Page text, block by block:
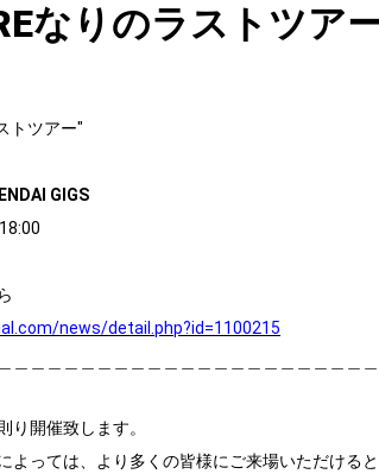
なりのラストツア
トツアー"
ENDAI GIGS
news/detail.php?id=1100215
り開催致します。
よっては、より多くの皆様にご来場いただける